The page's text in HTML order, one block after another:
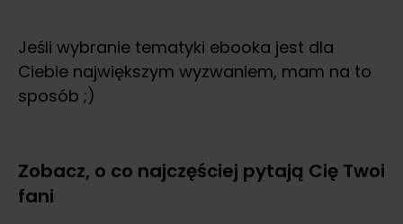
Jeśli wybranie tematyki ebooka jest dla
Ciebie największym wyzwaniem, mam na to
sposób ;)
Zobacz, o co najczęściej pytają Cię Twoi
fani